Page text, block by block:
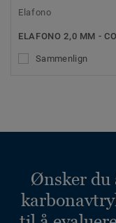
Elafono
ELAFONO 2,0 MM -
Sammenlign
Ønsker du